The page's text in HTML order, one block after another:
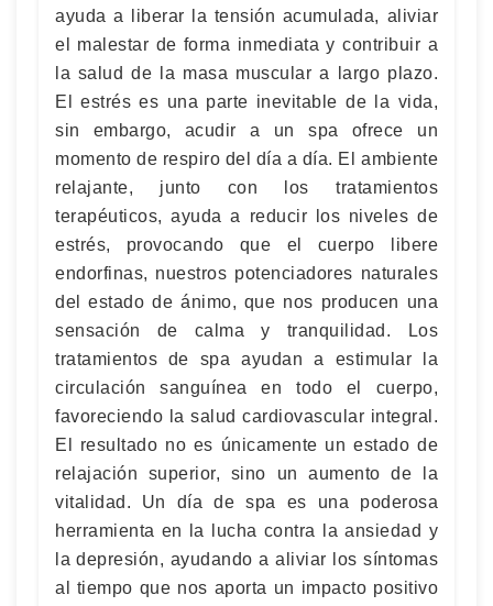
ayuda a liberar la tensión acumulada, aliviar
el malestar de forma inmediata y contribuir a
la salud de la masa muscular a largo plazo.
El estrés es una parte inevitable de la vida,
sin embargo, acudir a un spa ofrece un
momento de respiro del día a día. El ambiente
relajante, junto con los tratamientos
terapéuticos, ayuda a reducir los niveles de
estrés, provocando que el cuerpo libere
endorfinas, nuestros potenciadores naturales
del estado de ánimo, que nos producen una
sensación de calma y tranquilidad. Los
tratamientos de spa ayudan a estimular la
circulación sanguínea en todo el cuerpo,
favoreciendo la salud cardiovascular integral.
El resultado no es únicamente un estado de
relajación superior, sino un aumento de la
vitalidad. Un día de spa es una poderosa
herramienta en la lucha contra la ansiedad y
la depresión, ayudando a aliviar los síntomas
al tiempo que nos aporta un impacto positivo